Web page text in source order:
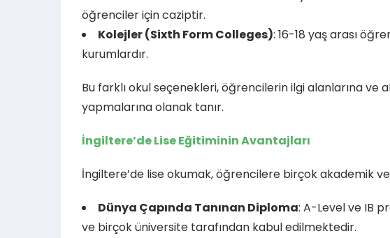
öğrenciler için caziptir.
Kolejler (Sixth Form Colleges): 16-18 yaş arası
kurumlardır.
Bu farklı okul seçenekleri, öğrencilerin ilgi alanlarına
yapmalarına olanak tanır.
İngiltere’de Lise Eğitiminin Avantajları
İngiltere’de lise okumak, öğrencilere birçok akademik ve
Dünya Çapında Tanınan Diploma: A-Level ve IB
ve birçok üniversite tarafından kabul edilmektedir.